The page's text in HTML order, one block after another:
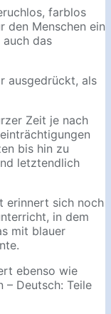
farblos
den Menschen ein
das
ausgedrückt, als
Zeit je nach
bis hin zu
letztendlich
erinnert sich noch
in dem
mit blauer
ebenso wie
Deutsch: Teile